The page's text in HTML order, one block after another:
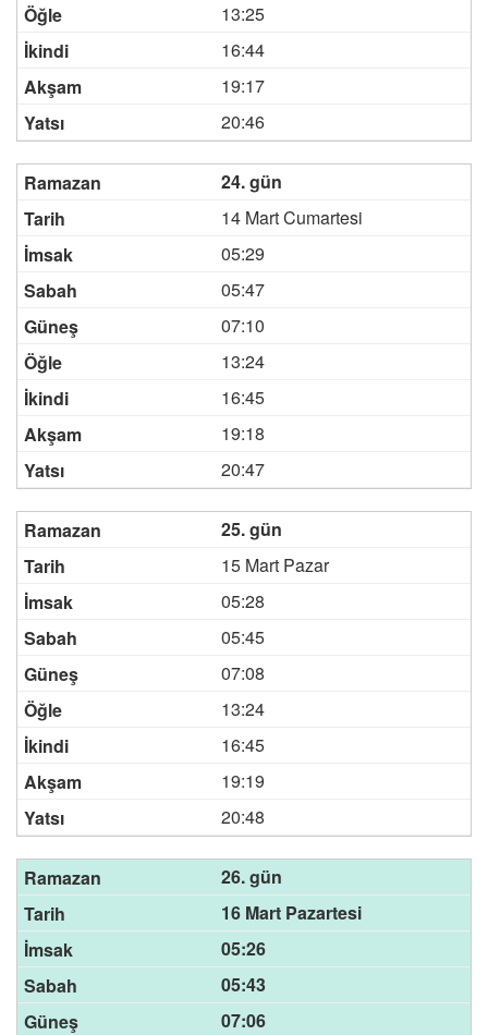
13:25
16:44
19:17
20:46
24. gün
14 Mart Cumartesi
05:29
05:47
07:10
13:24
16:45
19:18
20:47
25. gün
15 Mart Pazar
05:28
05:45
07:08
13:24
16:45
19:19
20:48
26. gün
16 Mart Pazartesi
05:26
05:43
07:06